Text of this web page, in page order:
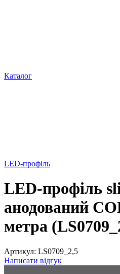
Каталог
LED-профіль
LED-профіль
анодований
метра
Артикул: LS0709_2,5
Написати відгук